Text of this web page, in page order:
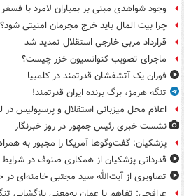
وجود شواهدی مبنی بر بمباران لامرد با فسفر
چرا بیت المال باید خرج مجرمان امنیتی شود؟
قرارداد مربی خارجی استقلال تمدید شد
ماجرای تصویب کنوانسیون خزر چیست؟
فوران یک آتشفشان قدرتمند در کلمبیا
تنگه هرمز، برگ برنده ایران قدرتمند!
اعلام محل میزبانی استقلال و پرسپولیس در
نشست خبری رئیس جمهور در روز خبرنگار
پزشکیان: گفت‌وگوها آمریکا را مجبور به
قدردانی پزشکیان از همکاری صنوف در
تصاویری از آیت‌الله سید مجتبی خامنه‌ای